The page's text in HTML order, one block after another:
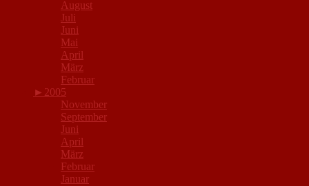
August
Juli
Juni
Mai
April
März
Februar
► 2005
November
September
Juni
April
März
Februar
Januar